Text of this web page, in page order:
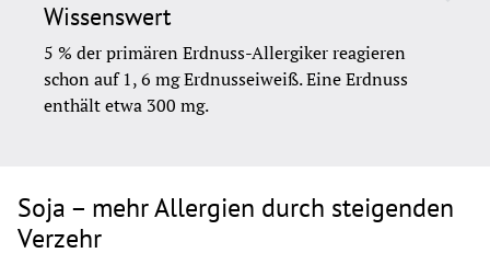
Wissenswert
5 % der primären Erdnuss-Allergiker reagieren
schon auf 1, 6 mg Erdnusseiweiß. Eine Erdnuss
enthält etwa 300 mg.
Soja – mehr Allergien durch steigenden
Verzehr